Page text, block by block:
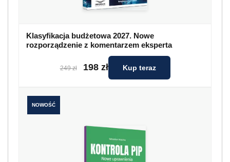
Klasyfikacja budżetowa 2027. Nowe
rozporządzenie z komentarzem eksperta
249 zł 198 zł Kup teraz
NOWOŚĆ